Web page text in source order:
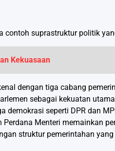
suprastruktur politik
Kekuasaan
dengan tiga cabang
sebagai kekuatan
demokrasi seperti DPR dan
Menteri memainkan
struktur pemerintahan